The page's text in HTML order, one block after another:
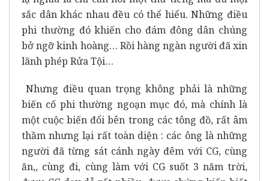
sắc dân khác nhau đều có thể hiểu. Những điều
phi thường đó khiến cho đám đông dân chúng
bở ngỡ kinh hoàng… Rồi hàng ngàn người đã xin
lãnh phép Rửa Tội…
Nhưng điều quan trọng không phải là những
biến cố phi thường ngoạn mục đó, mà chính là
một cuộc biến đổi bên trong các tông đồ, rất âm
thầm nhưng lại rất toàn diện : các ông là những
người đã từng sát cánh ngày đêm với CG, cùng
ăn,, cùng đi, cùng làm với CG suốt 3 năm trời,